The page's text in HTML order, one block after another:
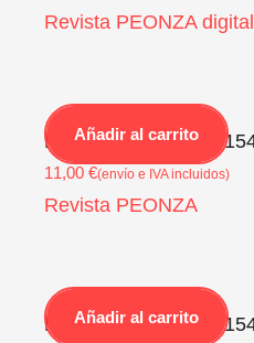
Revista PEONZA digital
Añadir al carrito
Revista PEONZA
11,00 €(envío e IVA incluidos)
Revista PEONZA
Añadir al carrito
Revista PEONZA